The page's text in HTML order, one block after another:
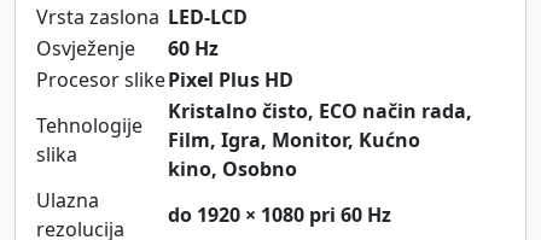
Vrsta zaslona LED-LCD
Osvježenje
60 Hz
Procesor slikePixel Plus HD
Tehnologije
slika
Kristalno čisto, ECO način rada,
Film, Igra, Monitor, Kućno
kino, Osobno
Ulazna
rezolucija
do 1920 × 1080 pri 60 Hz